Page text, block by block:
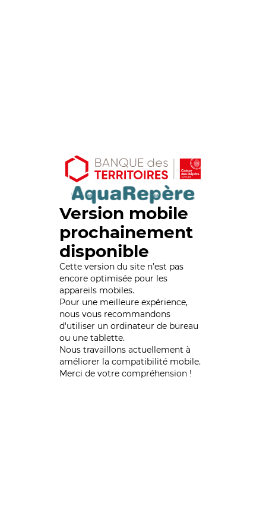
Version mobile
prochainement
disponible
Cette version du site n’est pas
encore optimisée pour les
appareils mobiles.
Pour une meilleure expérience,
nous vous recommandons
d'utiliser un ordinateur de bureau
ou une tablette.
Nous travaillons actuellement à
améliorer la compatibilité mobile.
Merci de votre compréhension !